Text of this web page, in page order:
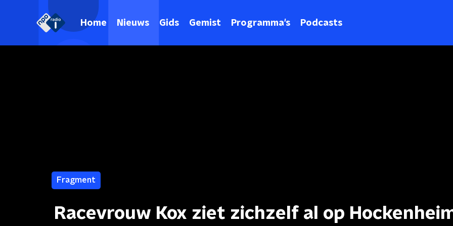
Home Nieuws Gids Gemist Programma's Podcasts
Fragment
Racevrouw Kox ziet zichzelf al op